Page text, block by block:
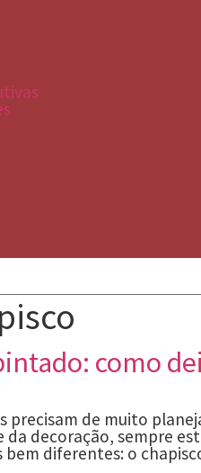
como
precisam de muito
decoração, sempre
bem diferentes: o